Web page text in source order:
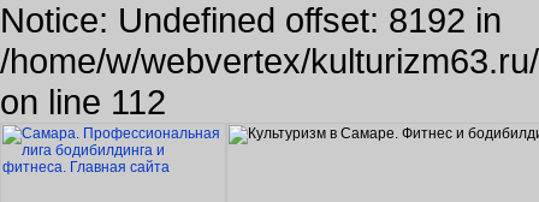
Notice: Undefined offset: 8192 in
/home/w/webvertex/
on line 112